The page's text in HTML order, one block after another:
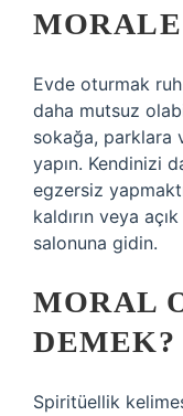
Evde oturmak
daha mutsuz
sokağa, parklara
yapın. Kendinizi
egzersiz
kaldırın veya
salonuna gidin.
MORAL
DEMEK?
Spiritüellik